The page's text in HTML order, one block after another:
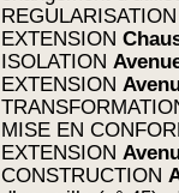
EXTENSION
ISOLATION
EXTENSION
MISE EN
EXTENSION
CONSTRUCTION